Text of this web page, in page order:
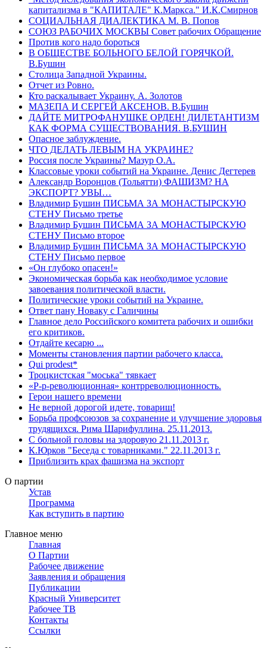
капитализма в "КАПИТАЛЕ" К.Маркса." И.К.Смирнов
СОЦИАЛЬНАЯ ДИАЛЕКТИКА М. В. Попов
СОЮЗ РАБОЧИХ МОСКВЫ Совет рабочих Обращение
Против кого надо бороться
В ОБЩЕСТВЕ БОЛЬНОГО БЕЛОЙ ГОРЯЧКОЙ.
В.Бушин
Столица Западной Украины.
Отчет из Ровно.
Кто раскалывает Украину. А. Золотов
МАЗЕПА И СЕРГЕЙ АКСЕНОВ. В.Бушин
ДАЙТЕ МИТРОФАНУШКЕ ОРДЕН! ДИЛЕТАНТИЗМ
КАК ФОРМА СУЩЕСТВОВАНИЯ. В.БУШИН
Опасное заблуждение.
ЧТО ДЕЛАТЬ ЛЕВЫМ НА УКРАИНЕ?
Россия после Украины? Мазур О.А.
Классовые уроки событий на Украине. Денис Дегтeрев
Александр Воронцов (Тольятти) ФАШИЗМ? НА
ЭКСПОРТ? УВЫ…
Владимир Бушин ПИСЬМА ЗА МОНАСТЫРСКУЮ
СТЕНУ Письмо третье
Владимир Бушин ПИСЬМА ЗА МОНАСТЫРСКУЮ
СТЕНУ Письмо второе
Владимир Бушин ПИСЬМА ЗА МОНАСТЫРСКУЮ
СТЕНУ Письмо первое
«Он глубоко опасен!»
Экономическая борьба как необходимое условие
завоевания политической власти.
Политические уроки событий на Украине.
Ответ пану Новаку с Галичины
Главное дело Российского комитета рабочих и ошибки
его критиков.
Отдайте кесарю ...
Моменты становления партии рабочего класса.
Qui prodest*
Троцкистская "моська" тявкает
«Р-р-революционная» контрреволюционность.
Герои нашего времени
Не верной дорогой идете, товарищ!
Борьба профсоюзов за сохранение и улучшение здоровья
трудящихся. Рима Шарифуллина. 25.11.2013.
С больной головы на здоровую 21.11.2013 г.
К.Юрков "Беседа с товарниками." 22.11.2013 г.
Приблизить крах фашизма на экспорт
О партии
Устав
Программа
Как вступить в партию
Главное меню
Главная
О Партии
Рабочее движение
Заявления и обращения
Публикации
Красный Университет
Рабочее ТВ
Контакты
Ссылки